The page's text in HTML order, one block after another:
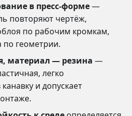
в пресс-форме—
повторяют чертёж,
по рабочим кромкам,
по геометрии.
материал — резина —
легко
и допускает